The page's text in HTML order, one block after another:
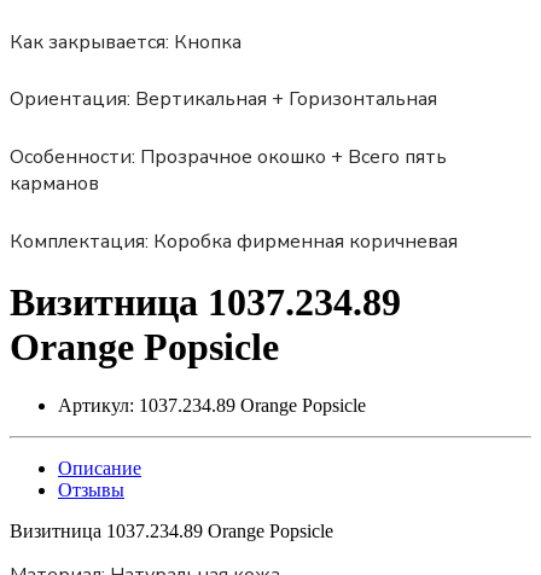
Как закрывается: Кнопка
Ориентация: Вертикальная + Горизонтальная
Особенности: Прозрачное окошко + Всего пять
карманов
Комплектация: Коробка фирменная коричневая
Визитница 1037.234.89
Orange Popsicle
Артикул: 1037.234.89 Orange Popsicle
Описание
Отзывы
Визитница 1037.234.89 Orange Popsicle